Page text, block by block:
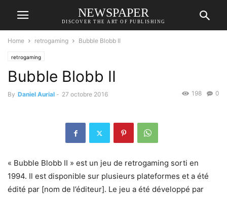
NEWSPAPER
DISCOVER THE ART OF PUBLISHING
Home retrogaming Bubble Blobb II
retrogaming
Bubble Blobb II
By Daniel Aurial - 27 octobre 2016 0
198
« Bubble Blobb II » est un jeu de retrogaming sorti en
1994. Il est disponible sur plusieurs plateformes et a été
édité par [nom de l’éditeur]. Le jeu a été développé par